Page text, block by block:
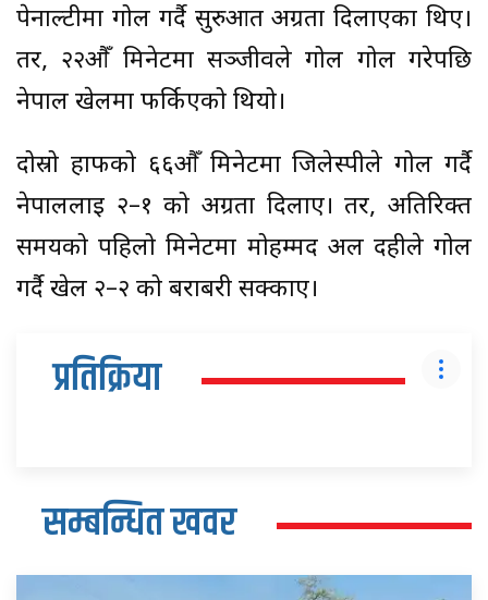
पेनाल्टीमा गोल गर्दै सुरुआत अग्रता दिलाएका थिए।
तर, २२औँ मिनेटमा सञ्जीवले गोल गोल गरेपछि
नेपाल खेलमा फर्किएको थियो।
दोस्रो हाफको ६६औँ मिनेटमा जिलेस्पीले गोल गर्दै
नेपाललाई २–१ को अग्रता दिलाए। तर, अतिरिक्त
समयको पहिलो मिनेटमा मोहम्मद अल दहीले गोल
गर्दै खेल २–२ को बराबरी सक्काए।
प्रतिक्रिया
सम्बन्धित खवर